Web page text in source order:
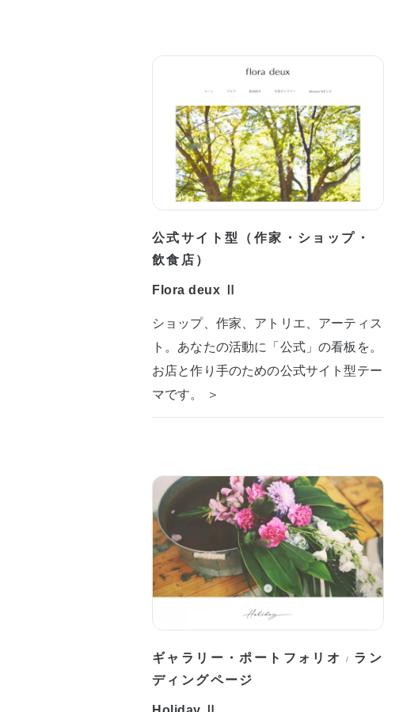
公式サイト型（作家・ショップ・
飲食店）
Flora deux Ⅱ
ショップ、作家、アトリエ、アーティス
ト。あなたの活動に「公式」の看板を。
お店と作り手のための公式サイト型テー
マです。 ＞
ギャラリー・ポートフォリオ / ラン
ディングページ